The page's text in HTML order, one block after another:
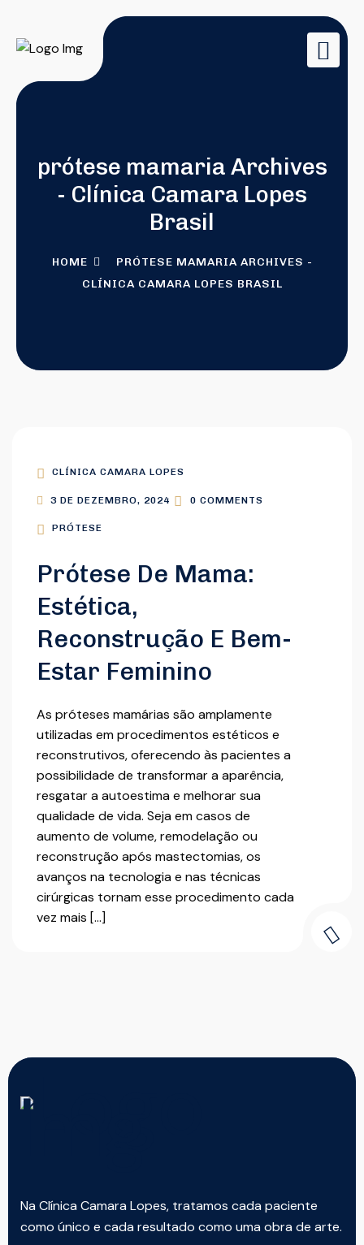
prótese mamaria Archives
- Clínica Camara Lopes
Brasil
HOME
PRÓTESE MAMARIA ARCHIVES -
CLÍNICA CAMARA LOPES BRASIL
CLÍNICA CAMARA LOPES
3 DE DEZEMBRO, 2024 0 COMMENTS
PRÓTESE
Prótese De Mama:
Estética,
Reconstrução E Bem-
Estar Feminino
As próteses mamárias são amplamente
utilizadas em procedimentos estéticos e
reconstrutivos, oferecendo às pacientes a
possibilidade de transformar a aparência,
resgatar a autoestima e melhorar sua
qualidade de vida. Seja em casos de
aumento de volume, remodelação ou
reconstrução após mastectomias, os
avanços na tecnologia e nas técnicas
cirúrgicas tornam esse procedimento cada
vez mais […]
Na Clínica Camara Lopes, tratamos cada paciente
como único e cada resultado como uma obra de arte.